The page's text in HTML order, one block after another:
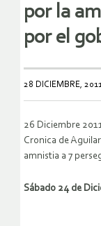
por la
por el
28 DICIEMBRE,
26 Diciembre
Cronica de
amnistia a 7
Sábado 24 de